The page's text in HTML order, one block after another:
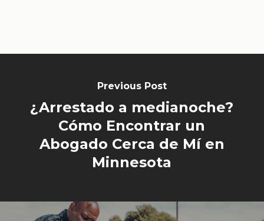
Previous Post
¿Arrestado a medianoche?
Cómo Encontrar un
Abogado Cerca de Mí en
Minnesota